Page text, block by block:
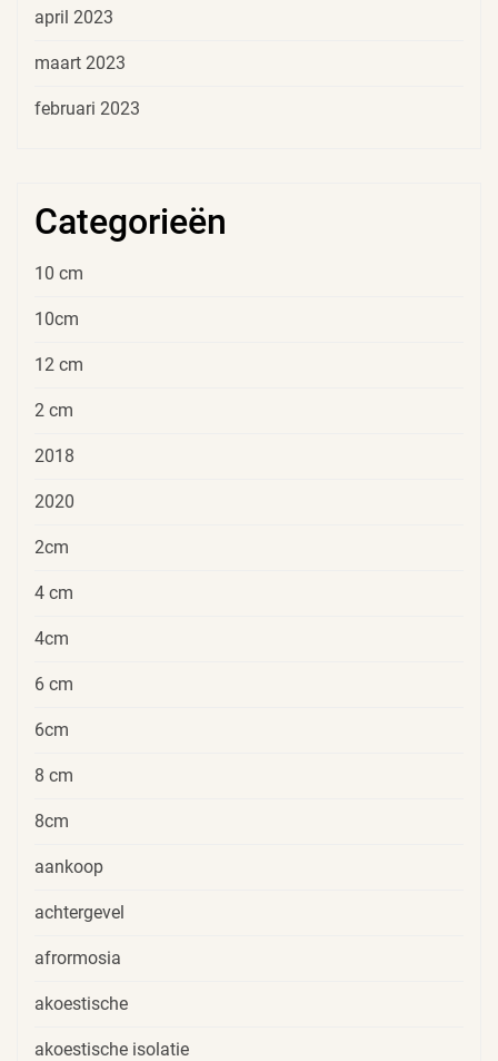
april 2023
maart 2023
februari 2023
Categorieën
10 cm
10cm
12 cm
2 cm
2018
2020
2cm
4 cm
4cm
6 cm
6cm
8 cm
8cm
aankoop
achtergevel
afrormosia
akoestische
akoestische isolatie